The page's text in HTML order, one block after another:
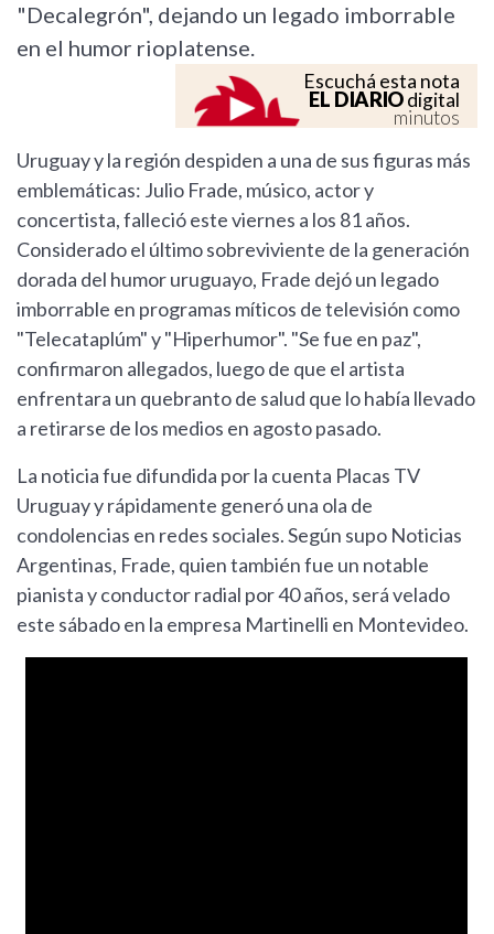
"Decalegrón", dejando un legado imborrable
en el humor rioplatense.
Escuchá esta nota
EL DIARIOdigital
minutos
Uruguay y la región despiden a una de sus figuras más
emblemáticas: Julio Frade, músico, actor y
concertista, falleció este viernes a los 81 años.
Considerado el último sobreviviente de la generación
dorada del humor uruguayo, Frade dejó un legado
imborrable en programas míticos de televisión como
"Telecataplúm" y "Hiperhumor". "Se fue en paz",
confirmaron allegados, luego de que el artista
enfrentara un quebranto de salud que lo había llevado
a retirarse de los medios en agosto pasado.
La noticia fue difundida por la cuenta Placas TV
Uruguay y rápidamente generó una ola de
condolencias en redes sociales. Según supo Noticias
Argentinas, Frade, quien también fue un notable
pianista y conductor radial por 40 años, será velado
este sábado en la empresa Martinelli en Montevideo.